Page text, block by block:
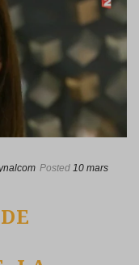
Posted 10 mars